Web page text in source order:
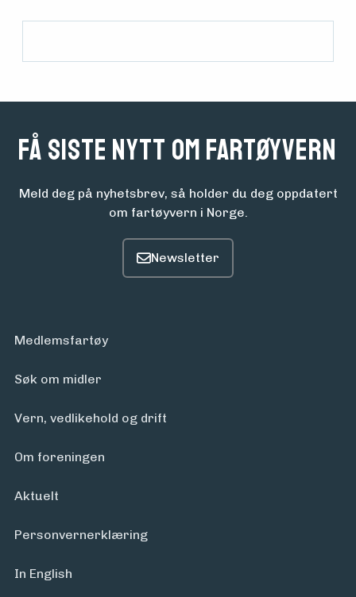
Vern,
Om
Få siste nytt om fartøyvern
Meld deg på nyhetsbrev, så holder du deg oppdatert
om fartøyvern i Norge.
Medlemsfartøy
Søk om midler
Vern, vedlikehold og drift
Om foreningen
Aktuelt
Personvern­erklæring
In English